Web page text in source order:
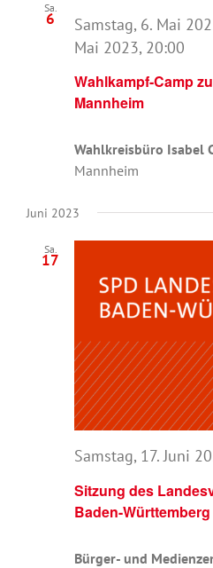
Sa.
6
Wahlkampf-Camp
Mannheim
Samstag, 6. Mai
Mai 2023, 20:00
Wahlkreisbüro Isabel
Mannheim
Juni 2023
Sa.
17
Sitzung des
Baden-Württemberg
Samstag, 17. Juni
Bürger- und